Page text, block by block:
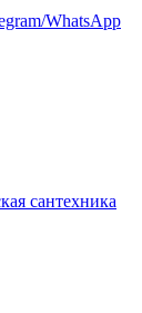
WhatsApp